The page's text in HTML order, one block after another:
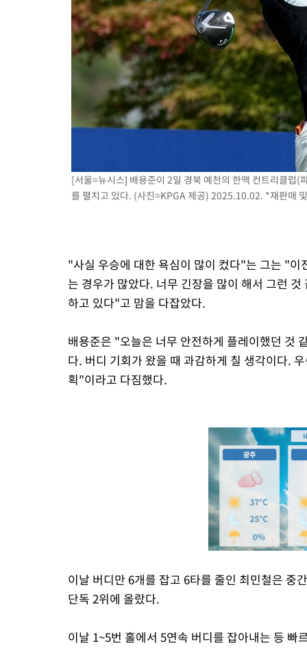
[서울=뉴시스] 배용준이 2일 경북 예천의 한맥 컨트리클럽
를 펼치고 있다. (사진=KPGA 제공) 2025.10.02. *재판매
"사실 우승에 대한 욕심이 많이 컸다"는 그는 "
는 경우가 많았다. 너무 긴장을 많이 해서 그런
하고 있다"고 맘을 다잡았다.
배용준은 "오늘은 너무 안전하게 플레이했던 것
다. 버디 기회가 왔을 때 과감하게 칠 생각이다.
획"이라고 다짐했다.
이날 버디만 6개를 잡고 6타를 줄인 최민철은 중
단독 2위에 올랐다.
이날 1~5번 홀에서 5연속 버디를 잡아내는 등